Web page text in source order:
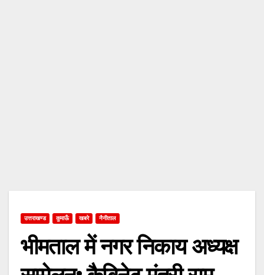
उत्तराखण्ड कुमाऊँ खबरे नैनीताल
भीमताल में नगर निकाय अध्यक्ष